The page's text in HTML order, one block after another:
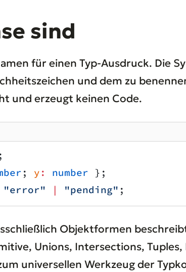
sind
für einen Typ-Ausdruck. Die
und dem zu
und erzeugt keinen Code.
;
; y : number };
"error" | "pending" ;
Objektformen
Unions, Intersections,
universellen Werkzeug der